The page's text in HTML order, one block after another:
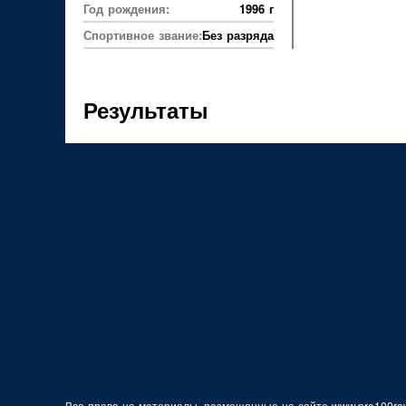
Год рождения:
1996 г
Спортивное звание:Без разряда
Результаты